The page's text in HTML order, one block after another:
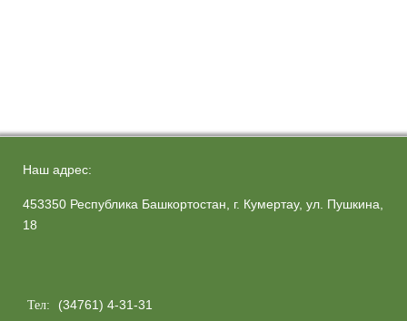
Наш адрес:
453350 Республика Башкортостан, г. Кумертау, ул. Пушкина,
18
Тел: (34761) 4-31-31